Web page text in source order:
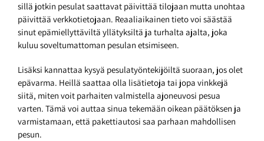
sillä jotkin pesulat saattavat päivittää tilojaan mutta unohtaa
päivittää verkkotietojaan. Reaaliaikainen tieto voi säästää
sinut epämiellyttäviltä yllätyksiltä ja turhalta ajalta, joka
kuluu soveltumattoman pesulan etsimiseen.
Lisäksi kannattaa kysyä pesulatyöntekijöiltä suoraan, jos olet
epävarma. Heillä saattaa olla lisätietoja tai jopa vinkkejä
siitä, miten voit parhaiten valmistella ajoneuvosi pesua
varten. Tämä voi auttaa sinua tekemään oikean päätöksen ja
varmistamaan, että pakettiautosi saa parhaan mahdollisen
pesun.